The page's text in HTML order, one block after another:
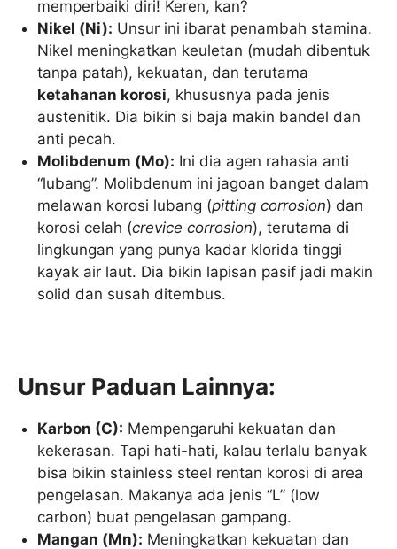
memperbaiki diri! Keren, kan?
Nikel (Ni): Unsur ini ibarat penambah stamina.
Nikel meningkatkan keuletan (mudah dibentuk
tanpa patah), kekuatan, dan terutama
ketahanan korosi, khususnya pada jenis
austenitik. Dia bikin si baja makin bandel dan
anti pecah.
Molibdenum (Mo): Ini dia agen rahasia anti
“lubang”. Molibdenum ini jagoan banget dalam
melawan korosi lubang (pitting corrosion) dan
korosi celah (crevice corrosion), terutama di
lingkungan yang punya kadar klorida tinggi
kayak air laut. Dia bikin lapisan pasif jadi makin
solid dan susah ditembus.
Unsur Paduan Lainnya:
Karbon (C): Mempengaruhi kekuatan dan
kekerasan. Tapi hati-hati, kalau terlalu banyak
bisa bikin stainless steel rentan korosi di area
pengelasan. Makanya ada jenis “L” (low
carbon) buat pengelasan gampang.
Mangan (Mn): Meningkatkan kekuatan dan